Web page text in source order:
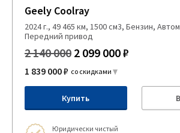
Geely Coolray
2024 г., 49 465 км, 1500 см3, Бензин,
Передний привод
2 140 000 2 099 000 ₽
1 839 000 ₽ со скидками
Купить
Юридически чистый